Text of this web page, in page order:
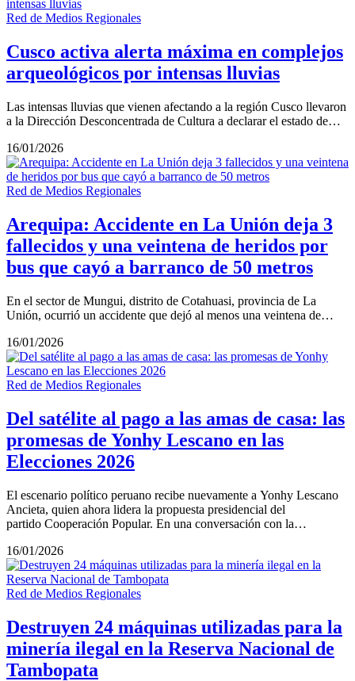
Red de Medios Regionales
Cusco activa alerta máxima en complejos
arqueológicos por intensas lluvias
Las intensas lluvias que vienen afectando a la región Cusco llevaron
a la Dirección Desconcentrada de Cultura a declarar el estado de…
16/01/2026
Red de Medios Regionales
Arequipa: Accidente en La Unión deja 3
fallecidos y una veintena de heridos por
bus que cayó a barranco de 50 metros
En el sector de Mungui, distrito de Cotahuasi, provincia de La
Unión, ocurrió un accidente que dejó al menos una veintena de…
16/01/2026
Red de Medios Regionales
Del satélite al pago a las amas de casa: las
promesas de Yonhy Lescano en las
Elecciones 2026
El escenario político peruano recibe nuevamente a Yonhy Lescano
Ancieta, quien ahora lidera la propuesta presidencial del
partido Cooperación Popular. En una conversación con la…
16/01/2026
Red de Medios Regionales
Destruyen 24 máquinas utilizadas para la
minería ilegal en la Reserva Nacional de
Tambopata